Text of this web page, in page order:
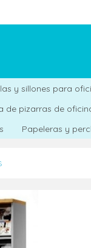
y sillones para
de pizarras de
Papeleras y